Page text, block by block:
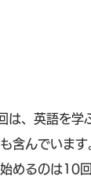
は、英語を
含んでいま
めるのは10